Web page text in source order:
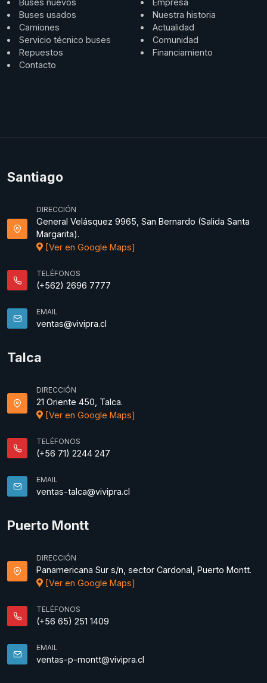
Buses nuevos
Buses usados
Camiones
Servicio técnico buses
Repuestos
Contacto
Empresa
Nuestra historia
Actualidad
Comunidad
Financiamiento
Santiago
DIRECCIÓN
General Velásquez 9965, San Bernardo (Salida Santa
Margarita).
[Ver en Google Maps]
TELÉFONOS
(+562) 2696 7777
EMAIL
ventas@vivipra.cl
Talca
DIRECCIÓN
21 Oriente 450, Talca.
[Ver en Google Maps]
TELÉFONOS
(+56 71) 2244 247
EMAIL
ventas-talca@vivipra.cl
Puerto Montt
DIRECCIÓN
Panamericana Sur s/n, sector Cardonal, Puerto Montt.
[Ver en Google Maps]
TELÉFONOS
(+56 65) 251 1409
EMAIL
ventas-p-montt@vivipra.cl